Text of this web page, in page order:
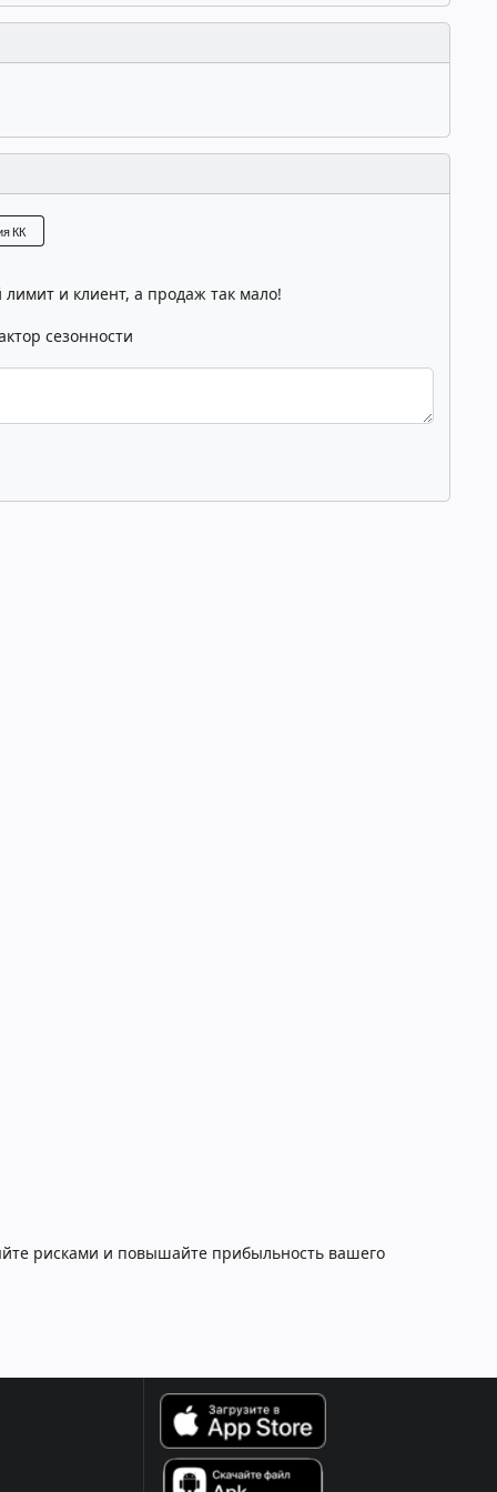
КК
и клиент, а продаж так мало!
сезонности
рисками и повышайте прибыльность вашего